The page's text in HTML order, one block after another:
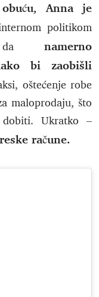
Anna je
politikom
da namerno
bi zaobišli
oštećenje robe
maloprodaju, što
Ukratko –
račune.